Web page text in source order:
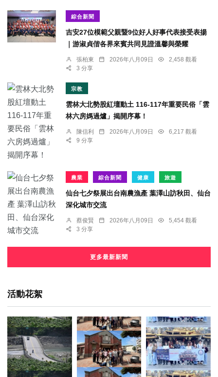
綜合新聞
吉安27位模範父親暨9位好人好事代表接受表揚
｜游淑貞偕各界來賓共同見證溫馨與榮耀
張柏東 2026年八月09日
2,458 觀看
3 分享
宗教
雲林大北勢股紅壇動土 116-117年重要民俗「雲
林六房媽過爐」揭開序幕！
陳信利 2026年八月09日
6,217 觀看
9 分享
農業 綜合新聞 健康 旅遊
仙台七夕祭展出台南農漁產 葉澤山訪秋田、仙台
深化城市交流
蔡俊賢 2026年八月09日
5,454 觀看
3 分享
更多最新新聞
活動花絮